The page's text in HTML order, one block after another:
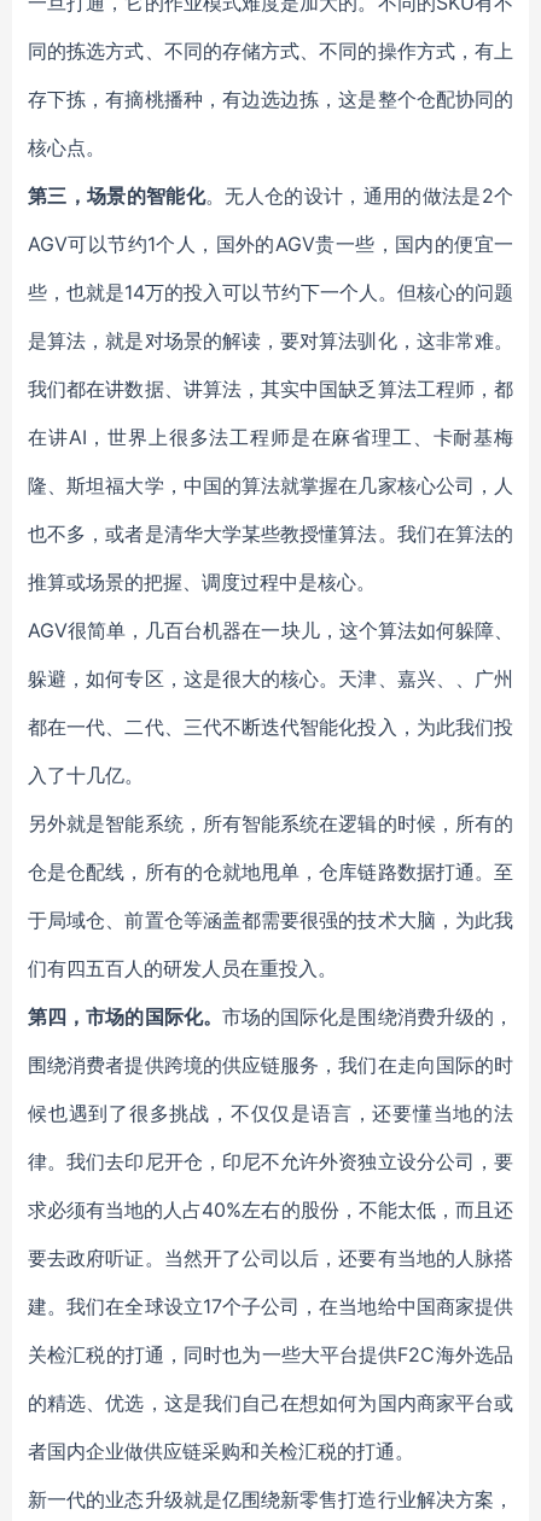
同的拣选方式、不同的存储方式、不同的操作方式，有上
存下拣，有摘桃播种，有边选边拣，这是整个仓配协同的
核心点。
第三， 场景的智能化。无人仓的设计，通用的做法是2个
AGV可以节约1个人，国外的AGV贵一些，国内的便宜一
些，也就是14万的投入可以节约下一个人。但核心的问题
是算法，就是对场景的解读，要对算法驯化，这非常难。
我们都在讲数据、讲算法，其实中国缺乏算法工程师，都
在讲AI，世界上很多法工程师是在麻省理工、卡耐基梅
隆、斯坦福大学，中国的算法就掌握在几家核心公司，人
也不多，或者是清华大学某些教授懂算法。我们在算法的
推算或场景的把握、调度过程中是核心。
AGV很简单，几百台机器在一块儿，这个算法如何躲障、
躲避，如何专区，这是很大的核心。天津、嘉兴、、广州
都在一代、二代、三代不断迭代智能化投入，为此我们投
入了十几亿。
另外就是智能系统，所有智能系统在逻辑的时候，所有的
仓是仓配线，所有的仓就地甩单，仓库链路数据打通。至
于局域仓、前置仓等涵盖都需要很强的技术大脑，为此我
们有四五百人的研发人员在重投入。
第四，市场的国际化。 市场的国际化是围绕消费升级的，
围绕消费者提供跨境的供应链服务，我们在走向国际的时
候也遇到了很多挑战，不仅仅是语言，还要懂当地的法
律。我们去印尼开仓，印尼不允许外资独立设分公司，要
求必须有当地的人占40%左右的股份，不能太低，而且还
要去政府听证。当然开了公司以后，还要有当地的人脉搭
建。我们在全球设立17个子公司，在当地给中国商家提供
关检汇税的打通，同时也为一些大平台提供F2C海外选品
的精选、优选，这是我们自己在想如何为国内商家平台或
者国内企业做供应链采购和关检汇税的打通。
新一代的业态升级就是亿围绕新零售打造行业解决方案，